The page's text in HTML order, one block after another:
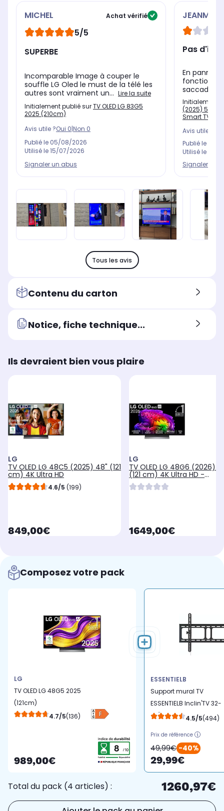
MICHEL Achat vérifié
5/5
SUPERBE
Incomparable Image à couper le
souffle LG Oled le must de la télé les
autres sont vraiment un... Lire la suite
Initialement publié surTV OLED LG 83G5
2025 (210cm)
Avis utile ?Oui 0|Non 0
Publié le 05/08/2026
Utilisé le15/07/2026
Signaler un abus
Pas
En panne
fonctionné
saccades
Initialement
(2025) 55"
Smart TV
Avis utile ?
Publié le
Utilisé le
Signaler un
Tous les avis
Contenu du carton
Notice, fiche technique...
Ils devraient bien vous plaire
LG
TV OLED LG 48C5 (2025) 48" (121
cm) 4K Ultra HD
4.6/5 (199)
currentPrice
849,00€
LG
TV OLED LG 48G6 (2026)
(121 cm) 4K Ultra HD -
Expérience Cinéma &
120Hz, Smart TV
currentPrice
1649,00€
Composez votre pack
LG
TV OLED LG 48G5 2025
(121cm)
4.7/5(136)
989,00€
ESSENTIELB
Support mural TV
ESSENTIELB Inclin'TV 32-
75''
4.5/5(494)
Prix de référence
49,99€ -40%
29,99€
Total du pack (4 articles) : 1260,97€